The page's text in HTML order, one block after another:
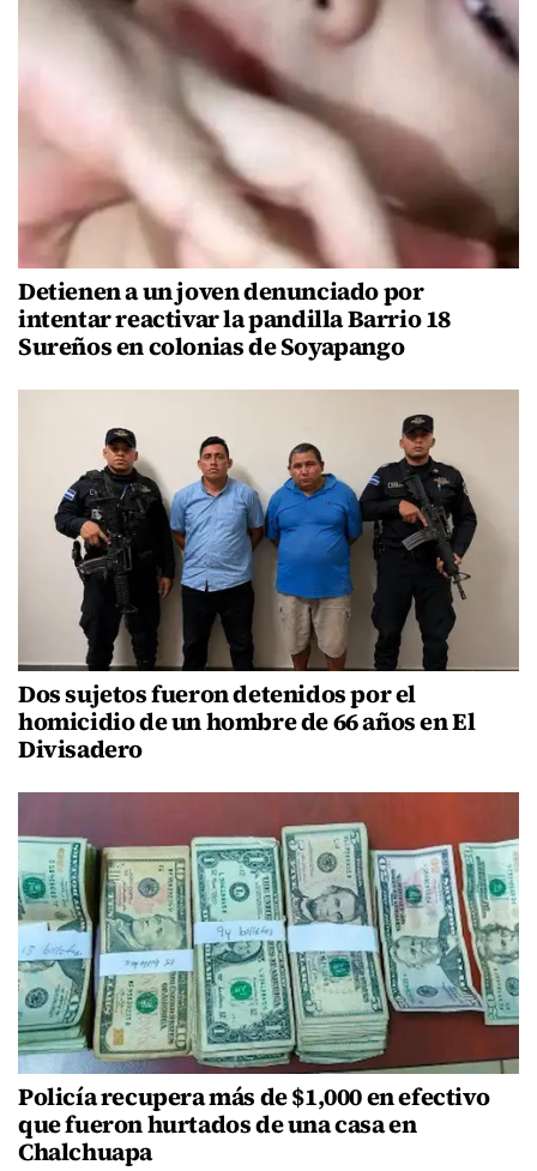
Detienen a un joven denunciado por
intentar reactivar la pandilla Barrio 18
Sureños en colonias de Soyapango
Dos sujetos fueron detenidos por el
homicidio de un hombre de 66 años en El
Divisadero
Policía recupera más de $1,000 en efectivo
que fueron hurtados de una casa en
Chalchuapa